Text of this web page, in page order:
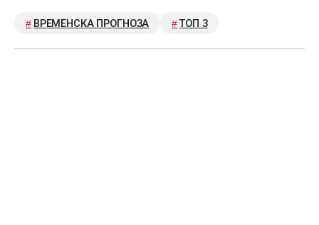
ВРЕМЕНСКА ПРОГНОЗА ТОП 3